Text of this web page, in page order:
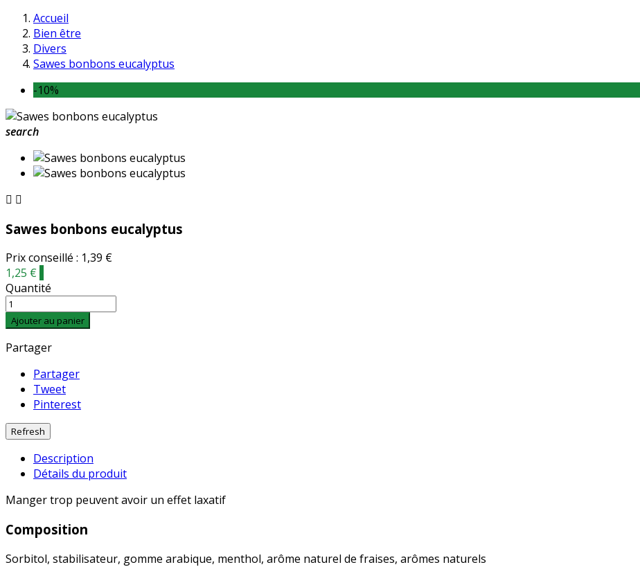
Accueil
Bien être
Divers
Sawes bonbons eucalyptus
-10%
search
 
Sawes bonbons eucalyptus
Prix conseillé : 1,39 €
1,25 €
Quantité
Ajouter au panier
Partager
Partager
Tweet
Pinterest
Description
Détails du produit
Manger trop peuvent avoir un effet laxatif
Composition
Sorbitol, stabilisateur, gomme arabique, menthol, arôme naturel de fraises, arômes naturels